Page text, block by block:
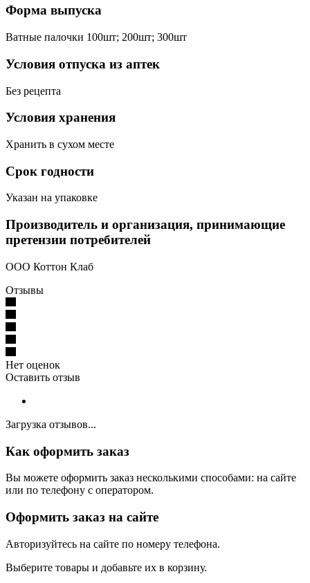
Форма выпуска
Ватные палочки 100шт; 200шт; 300шт
Условия отпуска из аптек
Без рецепта
Условия хранения
Хранить в сухом месте
Срок годности
Указан на упаковке
Производитель и организация, принимающие
претензии потребителей
ООО Коттон Клаб
Отзывы
Нет оценок
Оставить отзыв
Загрузка отзывов...
Как оформить заказ
Вы можете оформить заказ несколькими способами: на сайте
или по телефону с оператором.
Оформить заказ на сайте
Авторизуйтесь на сайте по номеру телефона.
Выберите товары и добавьте их в корзину.